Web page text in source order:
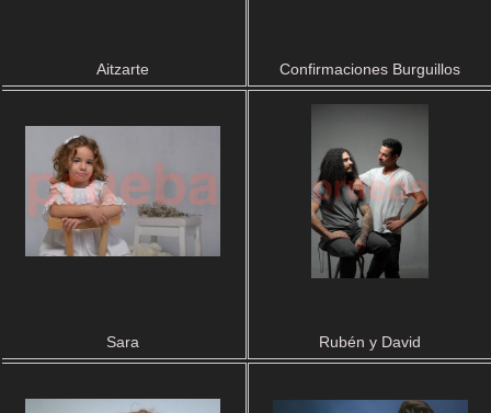
Aitzarte Confirmaciones Burguillos
Sara Rubén y David